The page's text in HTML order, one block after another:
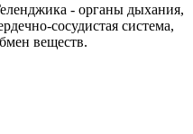
- органы дыхания,
сосудистая система,
веществ.